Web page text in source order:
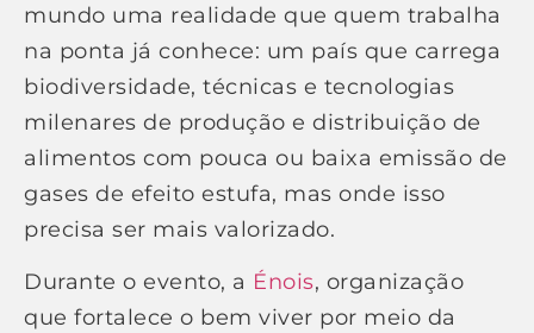
mundo uma realidade que quem trabalha
na ponta já conhece: um país que carrega
biodiversidade, técnicas e tecnologias
milenares de produção e distribuição de
alimentos com pouca ou baixa emissão de
gases de efeito estufa, mas onde isso
precisa ser mais valorizado.
Durante o evento, a Énois, organização
que fortalece o bem viver por meio da